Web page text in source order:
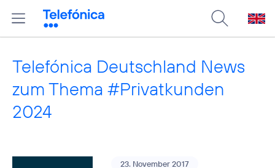
Telefónica Deutschland News
zum Thema #Privatkunden
2024
23. November 2017